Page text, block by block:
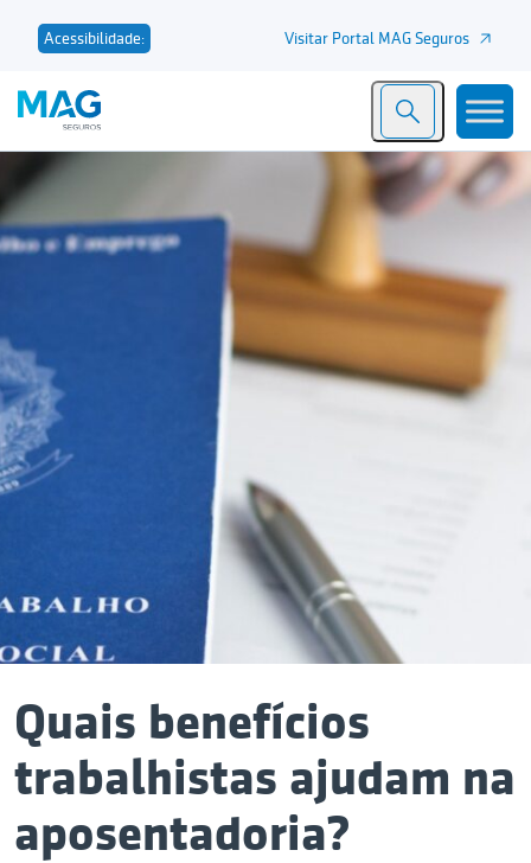
Acessibilidade: Visitar Portal MAG Seguros
Quais benefícios
trabalhistas ajudam na
aposentadoria?